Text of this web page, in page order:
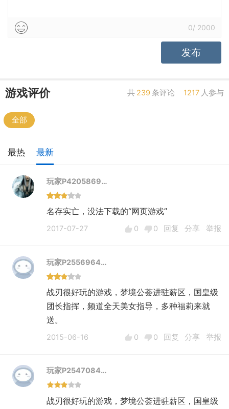
0/ 2000
发布
游戏评价 共 239 条评论 1217 人参与
全部
最热 最新
玩家P4205869…
名存实亡，没法下载的“网页游戏”
2017-07-27 0 0 回复 分享 举报
玩家P2556964…
战刃很好玩的游戏，梦境公荟进驻薪区，国皇级
团长指挥，频道全天美女指导，多种福莉来就
送。
2015-06-16 0 0 回复 分享 举报
玩家P2547084…
战刃很好玩的游戏，梦境公荟进驻薪区，国皇级